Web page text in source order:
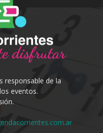
responsable de la
eventos.